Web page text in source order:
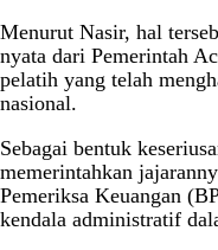
Menurut Nasir, hal
nyata dari Pemerintah
pelatih yang telah
nasional.
Sebagai bentuk
memerintahkan
Pemeriksa Keuangan
kendala administratif